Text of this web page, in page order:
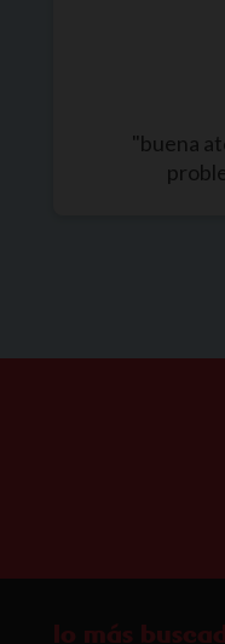
"buena
lo más